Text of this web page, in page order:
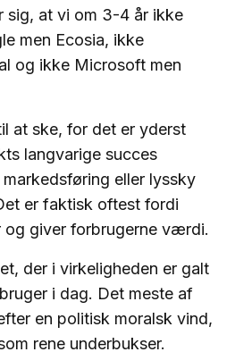
sig, at vi om 3-4 år ikke
men Ecosia, ikke
og ikke Microsoft men
at ske, for det er yderst
langvarige succes
eller lyssky
er faktisk oftest fordi
og giver forbrugerne værdi.
der i virkeligheden er galt
i dag. Det meste af
en politisk moralsk vind,
rene underbukser.